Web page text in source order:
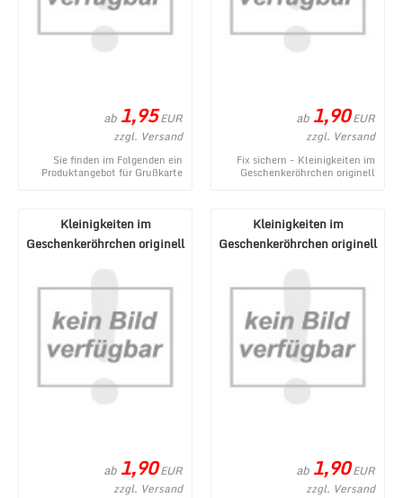
ab 1,95EUR
zzgl. Versand
Sie finden im Folgenden ein
Produktangebot für Grußkarte
ab 1,90EUR
zzgl. Versand
Fix sichern - Kleinigkeiten im
Geschenkeröhrchen originell
Kleinigkeiten im
Geschenkeröhrchen originell
ab 1,90EUR
zzgl. Versand
Kleinigkeiten im
Geschenkeröhrchen originell
ab 1,90EUR
zzgl. Versand